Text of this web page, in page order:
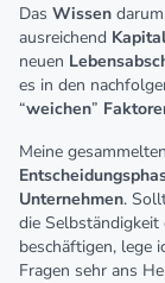
Das Wissen
ausreichend
neuen
es in den
“weichen”
Meine gesammelten
Unternehmen.
die Selbständigkeit
beschäftigen, lege
Fragen sehr ans